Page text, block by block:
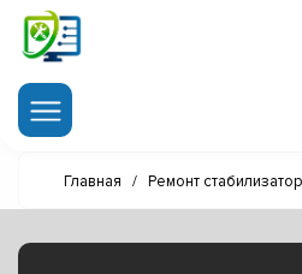
Главная / Ремонт